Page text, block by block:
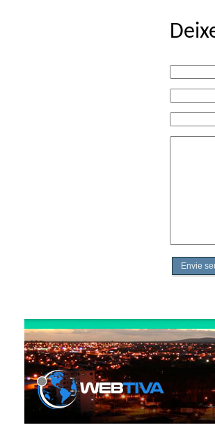
Envie